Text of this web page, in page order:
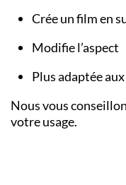
Crée un film en
Modifie l’aspect
Plus adaptée
Nous vous
votre usage.